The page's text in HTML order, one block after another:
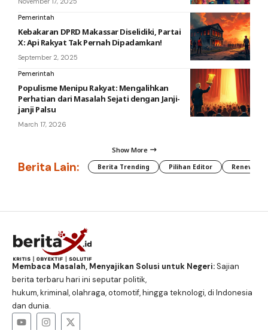
Pemerintah
Kebakaran DPRD Makassar Diselidiki, Partai
X: Api Rakyat Tak Pernah Dipadamkan!
September 2, 2025
Pemerintah
Populisme Menipu Rakyat: Mengalihkan
Perhatian dari Masalah Sejati dengan Janji-
janji Palsu
March 17, 2026
Show More
Berita Lain: Berita Trending Pilihan Editor
Membaca Masalah, Menyajikan Solusi untuk Negeri:Sajian
berita terbaru hari ini seputar politik,
hukum, kriminal, olahraga, otomotif, hingga teknologi, di Indonesia
dan dunia.